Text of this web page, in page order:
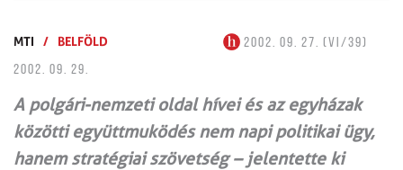
MTI / BELFÖLD
2002. 09. 27. (VI/39)
2002. 09. 29.
A polgári-nemzeti oldal hívei és az egyházak
közötti együttmuködés nem napi politikai ügy,
hanem stratégiai szövetség – jelentette ki